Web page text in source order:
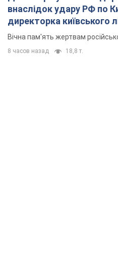
внаслідок удару РФ по
директорка київського
Вічна пам'ять жертвам
8 часов назад 18,8 т.